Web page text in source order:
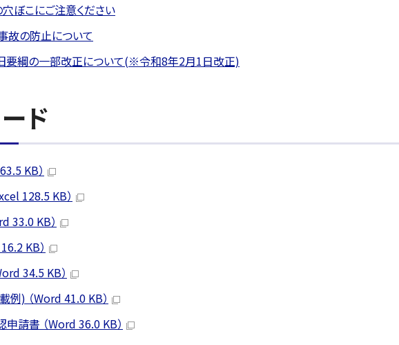
ぼこにご注意ください
故の防止について
要綱の一部改正について(※令和8年2月1日改正)
ド
KB）
128.5 KB）
33.0 KB）
KB）
34.5 KB）
) （Word 41.0 KB）
請書 （Word 36.0 KB）